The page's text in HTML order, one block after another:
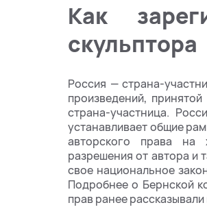
Как
скульптора
Россия — страна-
произведений,
страна-участница.
устанавливает общие
авторского права на
разрешения от автора и
свое национальное
Подробнее о Бернской
прав ранее рассказывали